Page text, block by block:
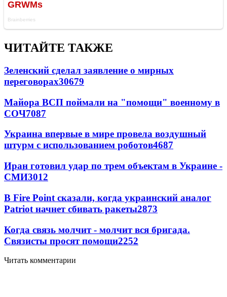
ЧИТАЙТЕ ТАКЖЕ
Зеленский сделал заявление о мирных
переговорах30679
Майора ВСП поймали на "помощи" военному в
СОЧ7087
Украина впервые в мире провела воздушный
штурм с использованием роботов4687
Иран готовил удар по трем объектам в Украине -
СМИ3012
В Fire Point сказали, когда украинский аналог
Patriot начнет сбивать ракеты2873
Когда связь молчит - молчит вся бригада.
Связисты просят помощи2252
Читать комментарии